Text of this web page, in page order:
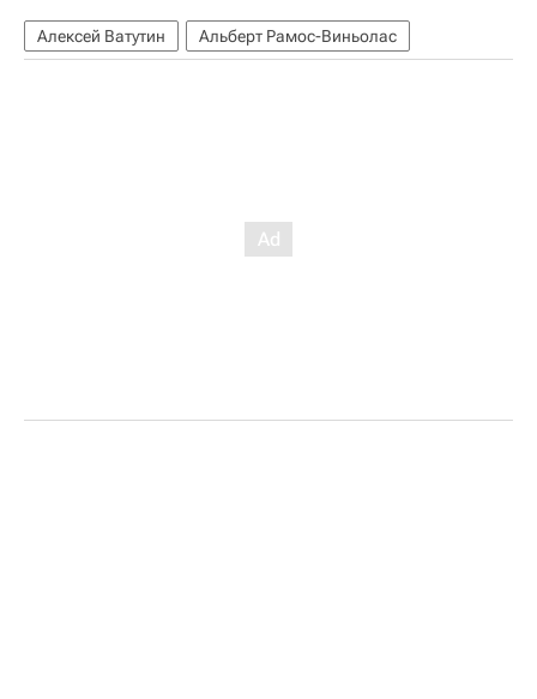
Алексей Ватутин Альберт Рамос-Виньолас